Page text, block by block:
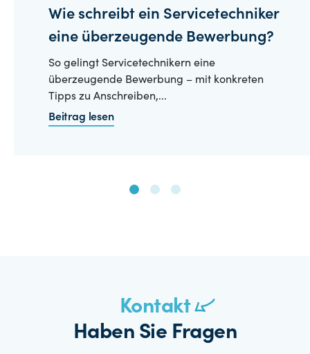
Wie schreibt ein Servicetechniker
eine überzeugende Bewerbung?
So gelingt Servicetechnikern eine
überzeugende Bewerbung – mit konkreten
Tipps zu Anschreiben,...
Beitrag lesen
Kontakt
Haben Sie Fragen